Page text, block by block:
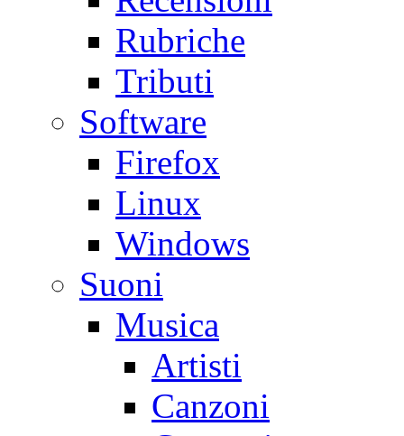
Rubriche
Tributi
Software
Firefox
Linux
Windows
Suoni
Musica
Artisti
Canzoni